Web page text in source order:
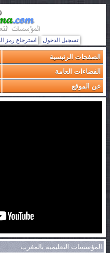
تسجيل الدخول استرجاع رمز
الصفحات الرئيسية
الفضاءات العامة
عن الموقع
المؤسسات التعليمية بالمغرب